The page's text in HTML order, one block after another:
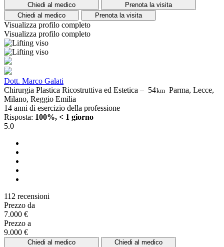
Chiedi al medico
Prenota la visita
Chiedi al medico
Prenota la visita
Visualizza profilo completo
Visualizza profilo completo
Dott. Marco Galati
Chirurgia Plastica Ricostruttiva ed Estetica – 54km Parma, Lecce,
Milano, Reggio Emilia
14 anni di esercizio della professione
Risposta: 100%, < 1 giorno
5.0
112 recensioni
Prezzo da
7.000 €
Prezzo a
9.000 €
Chiedi al medico Chiedi al medico